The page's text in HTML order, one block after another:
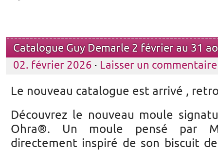
Catalogue Guy Demarle 2 février au 31
02. février 2026 · Laisser un commentaire
Le nouveau catalogue est arrivé ,
Découvrez le nouveau moule
Ohra®. Un moule pensé par
directement inspiré de son biscuit de